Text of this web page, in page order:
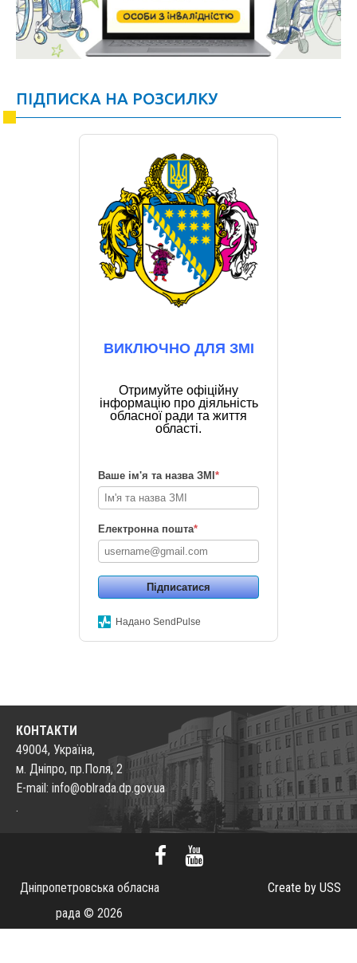
ПІДПИСКА НА РОЗСИЛКУ
ВИКЛЮЧНО ДЛЯ ЗМІ
Отримуйте офіційну
інформацію про діяльність
обласної ради та життя
області.
Ваше ім'я та назва ЗМІ *
Електронна пошта*
Підписатися
Надано SendPulse
КОНТАКТИ
49004, Україна,
м. Дніпро, пр.Поля, 2
E-mail: info@oblrada.dp.gov.ua
.
Дніпропетровська обласна
рада © 2026
Create by USS